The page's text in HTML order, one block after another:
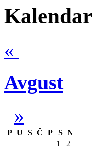
Kalendar
«
Avgust
»
P U S Č P S N
1
2